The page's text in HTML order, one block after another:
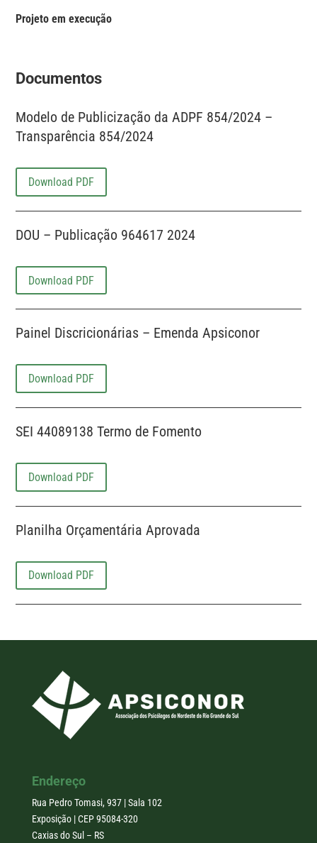
Projeto em execução
Documentos
Modelo de Publicização da ADPF 854/2024 –
Transparência 854/2024
Download PDF
DOU – Publicação 964617 2024
Download PDF
Painel Discricionárias – Emenda Apsiconor
Download PDF
SEI 44089138 Termo de Fomento
Download PDF
Planilha Orçamentária Aprovada
Download PDF
Endereço
Rua Pedro Tomasi, 937 | Sala 102
Exposição | CEP 95084-320
Caxias do Sul – RS